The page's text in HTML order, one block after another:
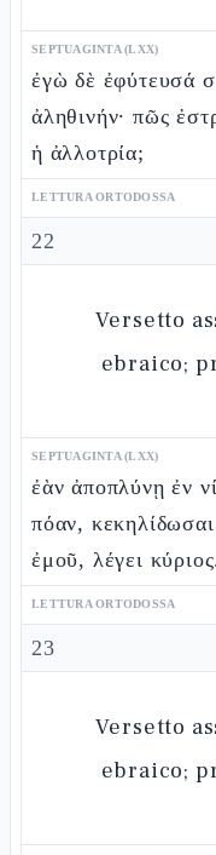
SEPTUAGINTA (LXX)
ἐγὼ δὲ ἐφύτευσά
ἀληθινήν· πῶς
ἡ ἀλλοτρία;
LETTURA ORTODOSSA
22
[Versetto
ebraico;
SEPTUAGINTA (LXX)
ἐὰν ἀποπλύνῃ ἐν
πόαν, κεκηλίδωσαι
ἐμοῦ, λέγει
LETTURA ORTODOSSA
23
[Versetto
ebraico;